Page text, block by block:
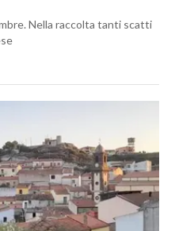
Nella raccolta tanti scatti